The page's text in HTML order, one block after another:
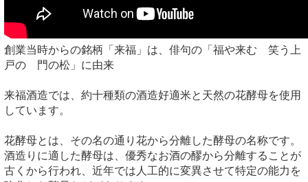
創業当時からの銘柄「来福」は、俳句の「福や来む 笑う上
戸の 門の松」に由来
来福酒造では、約十種類の酒造好適米と天然の花酵母を使用
しています。
花酵母とは、その名の通り花から分離した酵母の名称です。
酒造りに適した酵母は、優秀なお酒の醪から分離することが
古くから行われ、近年では人工的に変異させて特定の能力を